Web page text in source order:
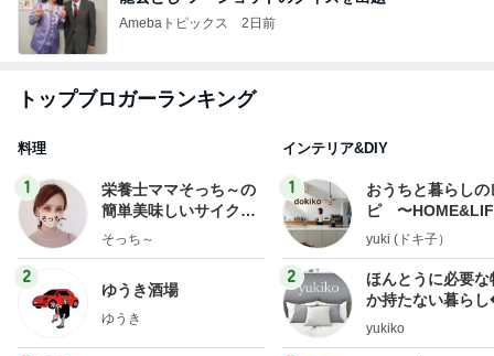
Amebaトピックス 2日前
トップブロガーランキング
料理
1
栄養士ママそっち～の
簡単美味しいサイクル
献立
そっち～
2
ゆうき酒場
ゆうき
インテリア&DIY
1
おうちと暮らしの
ピ 〜
yuki (ドキ子）
2
ほんとうに必要な
か持たない暮ら
ep Life Simple◆
yukiko